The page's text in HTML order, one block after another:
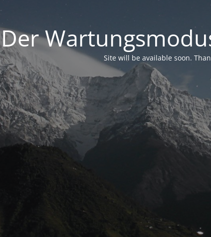
Der
Site will be available soon.